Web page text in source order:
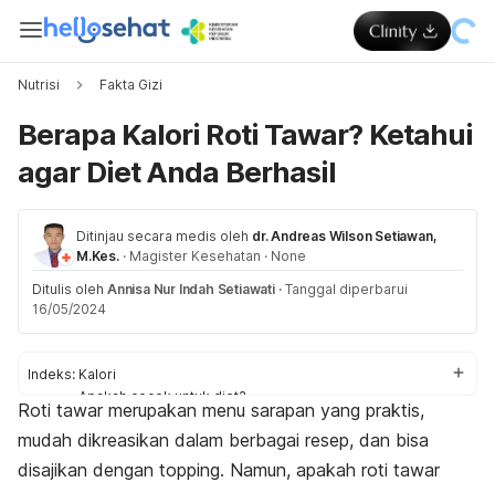
Nutrisi Fakta Gizi
Berapa Kalori Roti Tawar? Ketahui
agar Diet Anda Berhasil
Ditinjau secara medis oleh dr. Andreas Wilson Setiawan,
M.Kes. · Magister Kesehatan · None
Ditulis oleh Annisa Nur Indah Setiawati · Tanggal diperbarui
16/05/2024
Indeks: Kalori
Apakah cocok untuk diet?
Resep sehat
Roti tawar merupakan menu sarapan yang praktis,
mudah dikreasikan dalam berbagai resep, dan bisa
disajikan dengan topping. Namun, apakah roti tawar